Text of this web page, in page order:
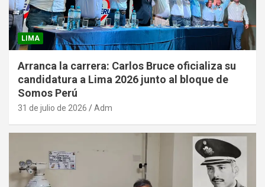
LIMA
Arranca la carrera: Carlos Bruce oficializa su
candidatura a Lima 2026 junto al bloque de
Somos Perú
31 de julio de 2026 Adm